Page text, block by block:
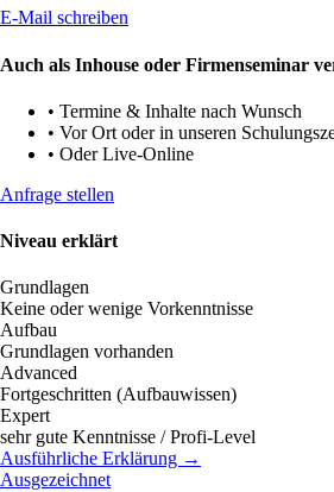
E-Mail schreiben
Auch als Inhouse oder Firmenseminar
• Termine & Inhalte nach Wunsch
• Vor Ort oder in unseren
• Oder Live-Online
Anfrage stellen
Niveau erklärt
Grundlagen
Keine oder wenige Vorkenntnisse
Aufbau
Grundlagen vorhanden
Advanced
Fortgeschritten (Aufbauwissen)
Expert
sehr gute Kenntnisse / Profi-Level
Ausführliche Erklärung →
Ausgezeichnet